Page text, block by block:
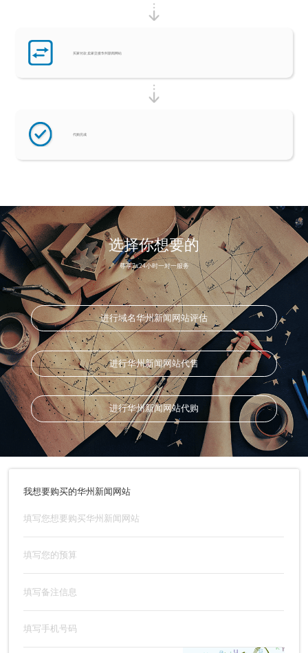
买家付款 卖家交接华州新闻网站
代购完成
选择你想要的
尊享7x24小时一对一服务
进行域名华州新闻网站评估
进行华州新闻网站代售
进行华州新闻网站代购
我想要购买的华州新闻网站